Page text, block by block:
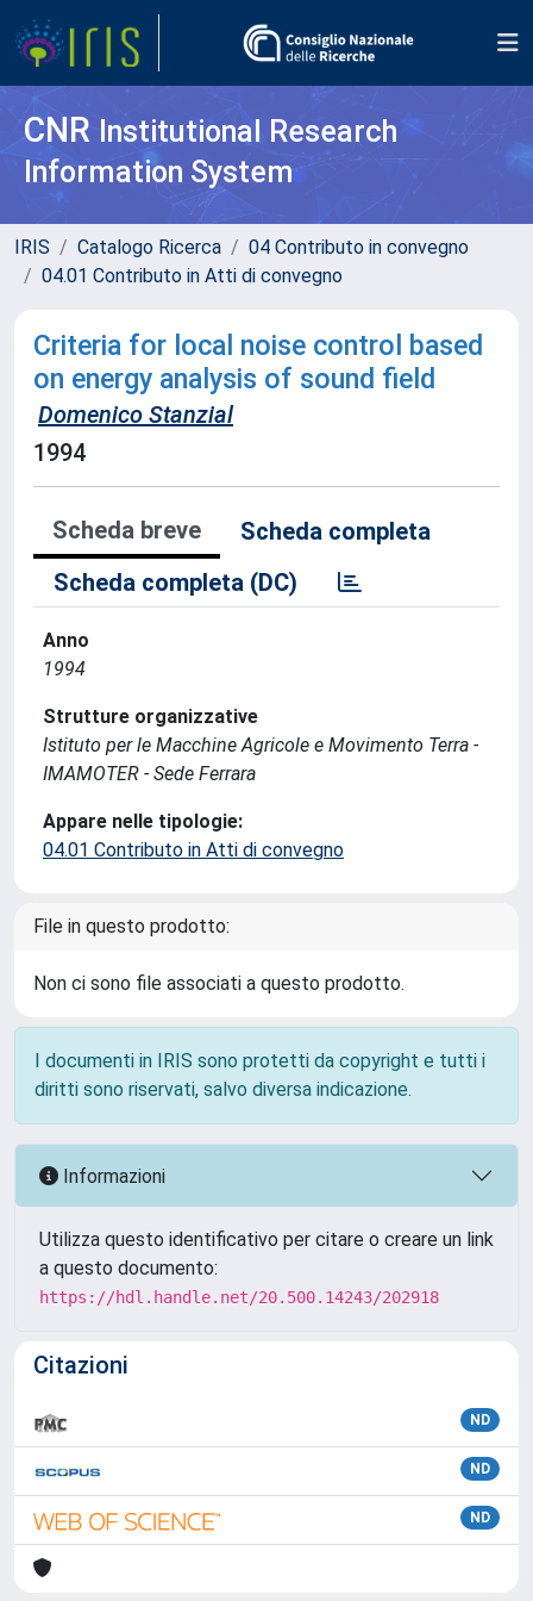
CNR Institutional Research
Information System
IRIS Catalogo Ricerca
04 Contributo in convegno
04.01 Contributo in Atti di convegno
Criteria for local noise control based
on energy analysis of sound field
Domenico Stanzial
1994
Scheda breve
Scheda completa
Scheda completa (DC)
Anno
1994
Strutture organizzative
Istituto per le Macchine Agricole e Movimento Terra -
IMAMOTER - Sede Ferrara
Appare nelle tipologie:
04.01 Contributo in Atti di convegno
File in questo prodotto:
Non ci sono file associati a questo prodotto.
I documenti in IRIS sono protetti da copyright e tutti i
diritti sono riservati, salvo diversa indicazione.
Informazioni
Utilizza questo identificativo per citare o creare un link
a questo documento:
https://hdl.handle.net/20.500.14243/202918
Citazioni
ND
ND
ND